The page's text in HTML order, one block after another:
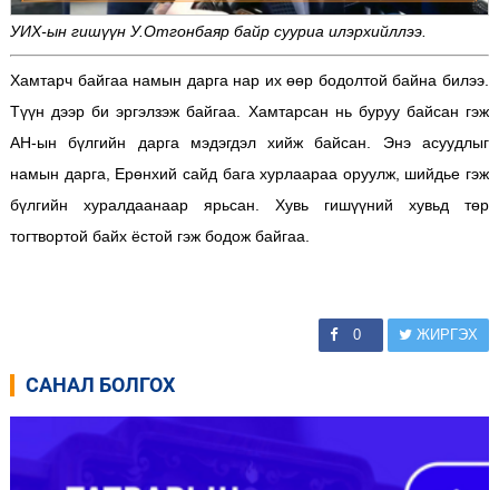
УИХ-ын гишүүн У.Отгонбаяр байр сууриа илэрхийллээ.
Хамтарч байгаа намын дарга нар их өөр бодолтой байна билээ.
Түүн дээр би эргэлзэж байгаа. Хамтарсан нь буруу байсан гэж
АН-ын бүлгийн дарга мэдэгдэл хийж байсан. Энэ асуудлыг
намын дарга, Ерөнхий сайд бага хурлаараа оруулж, шийдье гэж
бүлгийн хуралдаанаар ярьсан. Хувь гишүүний хувьд төр
тогтвортой байх ёстой гэж бодож байгаа.
0 ЖИРГЭХ
САНАЛ БОЛГОХ